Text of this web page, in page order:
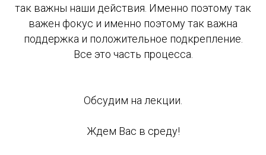
так важны наши действия. Именно поэтому так
важен фокус и именно поэтому так важна
поддержка и положительное подкрепление.
Все это часть процесса.
Обсудим на лекции.
Ждем Вас в среду!